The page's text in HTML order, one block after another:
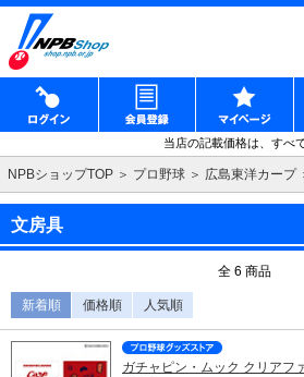
当店の記載価格は、すべ
NPBショップTOP プロ野球 広島東洋カープ
文房具
全 6 商品
新着順 価格順 人気順
ガチャピン・ムック クリアフ